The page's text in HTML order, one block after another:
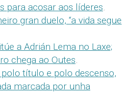
para acosar aos líderes.
gran duelo, “a vida segue
a Adrián Lema no Laxe;
chega ao Outes.
polo título e polo descenso,
marcada por unha